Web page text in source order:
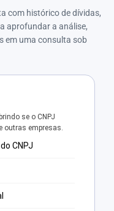
com histórico de dívidas,
aprofundar a análise,
em uma consulta sob
se o CNPJ
outras empresas.
CNPJ